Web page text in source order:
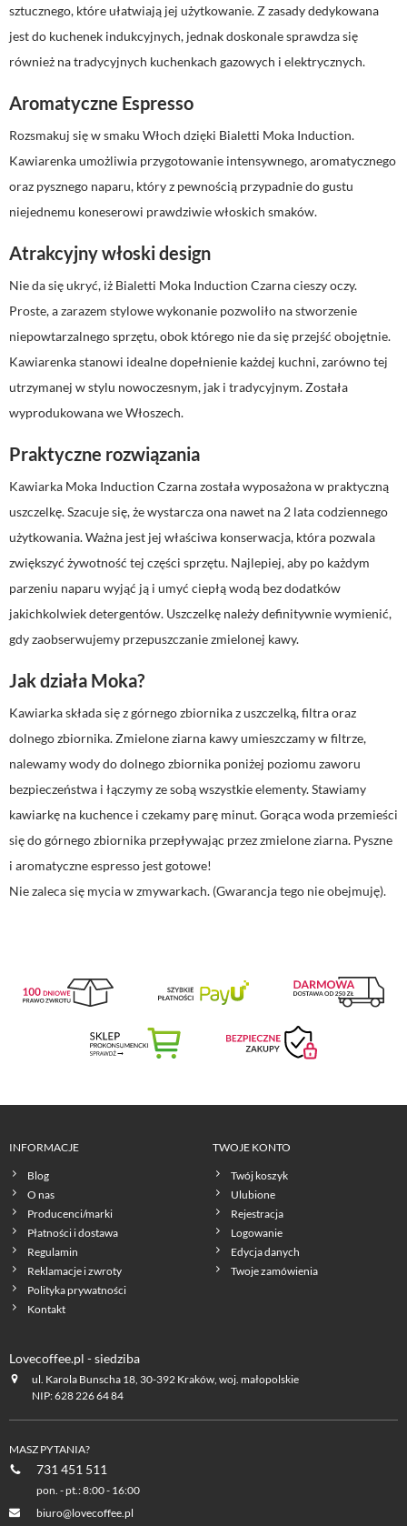
sztucznego, które ułatwiają jej użytkowanie. Z zasady dedykowana
jest do kuchenek indukcyjnych, jednak doskonale sprawdza się
również na tradycyjnych kuchenkach gazowych i elektrycznych.
Aromatyczne Espresso
Rozsmakuj się w smaku Włoch dzięki Bialetti Moka Induction.
Kawiarenka umożliwia przygotowanie intensywnego, aromatycznego
oraz pysznego naparu, który z pewnością przypadnie do gustu
niejednemu koneserowi prawdziwie włoskich smaków.
Atrakcyjny włoski design
Nie da się ukryć, iż Bialetti Moka Induction Czarna cieszy oczy.
Proste, a zarazem stylowe wykonanie pozwoliło na stworzenie
niepowtarzalnego sprzętu, obok którego nie da się przejść obojętnie.
Kawiarenka stanowi idealne dopełnienie każdej kuchni, zarówno tej
utrzymanej w stylu nowoczesnym, jak i tradycyjnym. Została
wyprodukowana we Włoszech.
Praktyczne rozwiązania
Kawiarka Moka Induction Czarna została wyposażona w praktyczną
uszczelkę. Szacuje się, że wystarcza ona nawet na 2 lata codziennego
użytkowania. Ważna jest jej właściwa konserwacja, która pozwala
zwiększyć żywotność tej części sprzętu. Najlepiej, aby po każdym
parzeniu naparu wyjąć ją i umyć ciepłą wodą bez dodatków
jakichkolwiek detergentów. Uszczelkę należy definitywnie wymienić,
gdy zaobserwujemy przepuszczanie zmielonej kawy.
Jak działa Moka?
Kawiarka składa się z górnego zbiornika z uszczelką, filtra oraz
dolnego zbiornika. Zmielone ziarna kawy umieszczamy w filtrze,
nalewamy wody do dolnego zbiornika poniżej poziomu zaworu
bezpieczeństwa i łączymy ze sobą wszystkie elementy. Stawiamy
kawiarkę na kuchence i czekamy parę minut. Gorąca woda przemieści
się do górnego zbiornika przepływając przez zmielone ziarna. Pyszne
i aromatyczne espresso jest gotowe!
Nie zaleca się mycia w zmywarkach. (Gwarancja tego nie obejmuję).
INFORMACJE
Blog
O nas
Producenci/marki
Płatności i dostawa
Regulamin
Reklamacje i zwroty
Polityka prywatności
Kontakt
TWOJE KONTO
Twój koszyk
Ulubione
Rejestracja
Logowanie
Edycja danych
Twoje zamówienia
Lovecoffee.pl - siedziba
ul. Karola Bunscha 18, 30-392 Kraków, woj. małopolskie
NIP: 628 226 64 84
MASZ PYTANIA?
731 451 511
pon. - pt.: 8:00 - 16:00
biuro@lovecoffee.pl